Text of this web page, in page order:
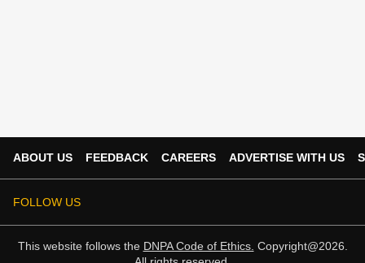
ABOUT US FEEDBACK CAREERS ADVERTISE WITH US
FOLLOW US
This website follows the DNPA Code of Ethics. Copyright@2026.